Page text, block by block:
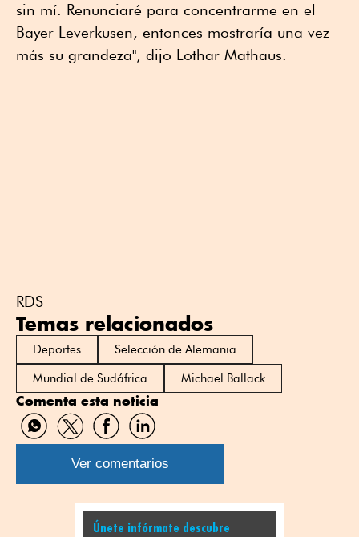
sin mí. Renunciaré para concentrarme en el
Bayer Leverkusen, entonces mostraría una vez
más su grandeza", dijo Lothar Mathaus.
RDS
Temas relacionados
Deportes
Selección de Alemania
Mundial de Sudáfrica
Michael Ballack
Comenta esta noticia
Compartir
por
WhatsApp
Compartir
por
Twitter
Compartir
por
Facebook
Compartir
por
Linkedin
Ver comentarios
Únete infórmate descubre